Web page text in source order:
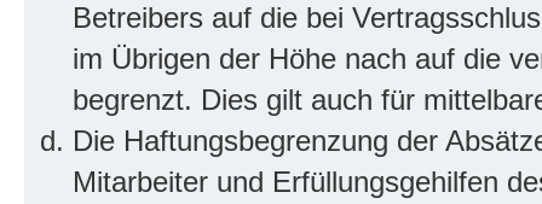
Betreibers auf die bei
im Übrigen der Höhe nach auf die
begrenzt. Dies gilt auch für
Die Haftungsbegrenzung der
Mitarbeiter und Erfüllungsgehilfen